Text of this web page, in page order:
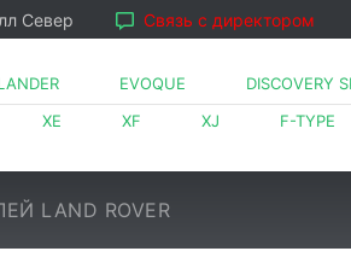
Связь с директором
Север
DISCOVERY
EVOQUE
F-TYPE
XJ
XF
XE
LAND ROVER